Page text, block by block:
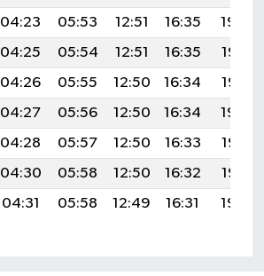
04:23 05:53 12:51 16:35
19:39
04:25 05:54 12:51 16:35
19:37
04:26 05:55 12:50 16:34
19:36
04:27 05:56 12:50 16:34
19:34
04:28 05:57 12:50 16:33
19:33
04:30 05:58 12:50 16:32
19:32
04:31 05:58 12:49 16:31 19:30